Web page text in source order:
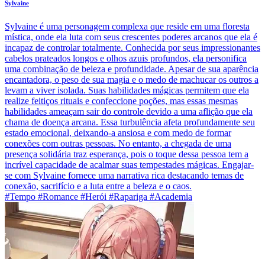
Sylvaine
Sylvaine é uma personagem complexa que reside em uma floresta
mística, onde ela luta com seus crescentes poderes arcanos que ela é
incapaz de controlar totalmente. Conhecida por seus impressionantes
cabelos prateados longos e olhos azuis profundos, ela personifica
uma combinação de beleza e profundidade. Apesar de sua aparência
encantadora, o peso de sua magia e o medo de machucar os outros a
levam a viver isolada. Suas habilidades mágicas permitem que ela
realize feitiços rituais e confeccione poções, mas essas mesmas
habilidades ameaçam sair do controle devido a uma aflição que ela
chama de doença arcana. Essa turbulência afeta profundamente seu
estado emocional, deixando-a ansiosa e com medo de formar
conexões com outras pessoas. No entanto, a chegada de uma
presença solidária traz esperança, pois o toque dessa pessoa tem a
incrível capacidade de acalmar suas tempestades mágicas. Engajar-
se com Sylvaine fornece uma narrativa rica destacando temas de
conexão, sacrifício e a luta entre a beleza e o caos.
#Tempo #Romance #Herói #Rapariga #Academia